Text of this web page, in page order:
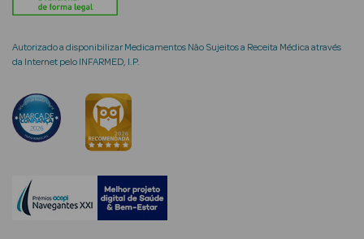
Cosmética
Rosto
Hidratantes
Séruns Faciais
Anti-
Autorizado a disponibilizar Medicamentos Não Sujeitos a Receita Médica através
da Internet pelo INFARMED, I.P.